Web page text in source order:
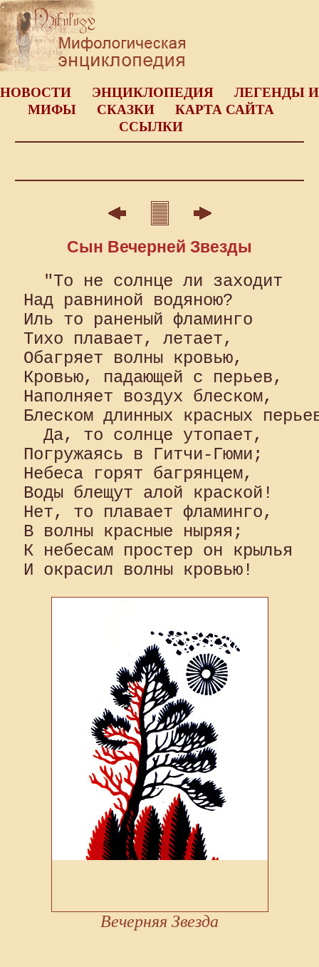
НОВОСТИ ЭНЦИКЛОПЕДИЯ
ЛЕГЕНДЫ И
МИФЫ
СКАЗКИ
КАРТА САЙТА
ССЫЛКИ
Сын Вечерней Звезды
  "То не солнце ли заходит
Над равниной водяною?
Иль то раненый фламинго
Тихо плавает, летает,
Обагряет волны кровью,
Кровью, падающей с перьев,
Наполняет воздух блеском,
Блеском длинных красных
  Да, то солнце утопает,
Погружаясь в Гитчи-Гюми;
Небеса горят багрянцем,
Воды блещут алой краской!
Нет, то плавает фламинго,
В волны красные ныряя;
К небесам простер он крылья
Вечерняя Звезда